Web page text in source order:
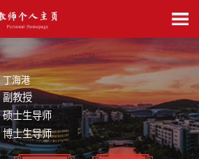
丁海港
副教授
硕士生导师
博士生导师